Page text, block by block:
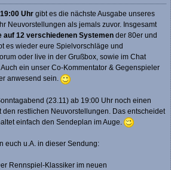
Uhr gibt es die nächste Ausgabe unseres
Neuvorstellungen als jemals zuvor. Insgesamt
auf 12 verschiedenen Systemen der 80er und
es wieder eure Spielvorschläge und
oder live in der Grußbox, sowie im Chat
ein unser Co-Kommentator & Gegenspieler
anwesend sein.
(23.11) ab 19:00 Uhr noch einen
den restlichen Neuvorstellungen. Das entscheidet
einfach den Sendeplan im Auge.
euch u.A. in dieser Sendung:
Rennspiel-Klassiker im neuen